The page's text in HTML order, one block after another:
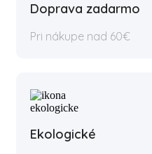
Doprava zadarmo
Pri nákupe nad 60€
Ekologické